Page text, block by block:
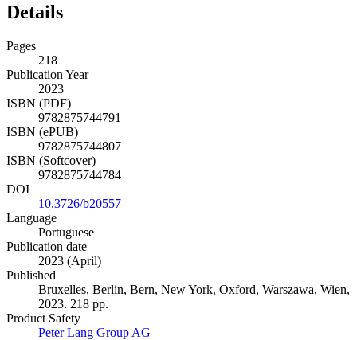
Details
Pages
218
Publication Year
2023
ISBN (PDF)
9782875744791
ISBN (ePUB)
9782875744807
ISBN (Softcover)
9782875744784
DOI
10.3726/b20557
Language
Portuguese
Publication date
2023 (April)
Published
Bruxelles, Berlin, Bern, New York, Oxford, Warszawa, Wien,
2023. 218 pp.
Product Safety
Peter Lang Group AG